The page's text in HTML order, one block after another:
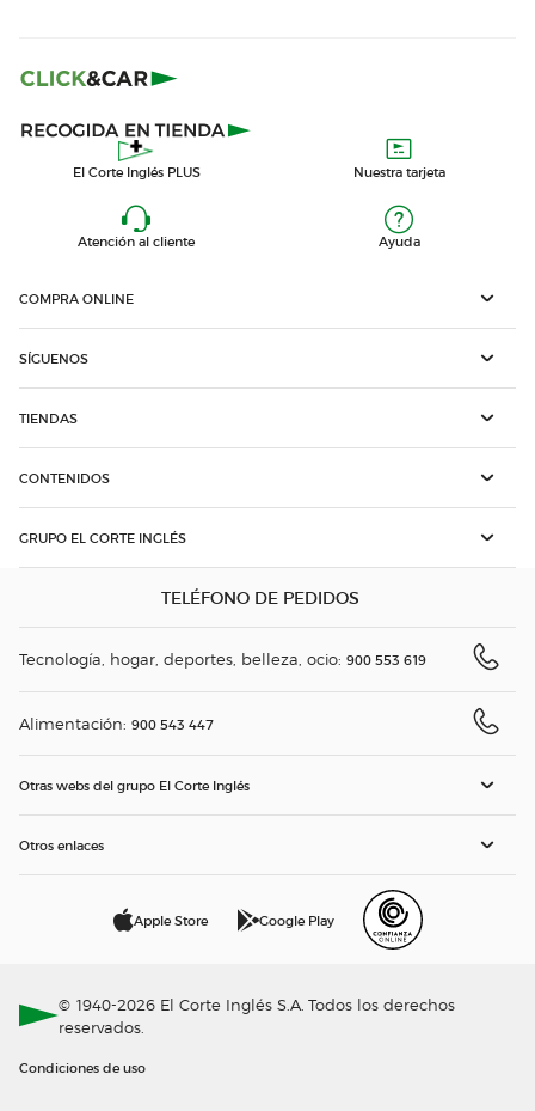
El Corte Inglés PLUS Nuestra tarjeta
Atención al cliente Ayuda
COMPRA ONLINE
SÍGUENOS
TIENDAS
CONTENIDOS
GRUPO EL CORTE INGLÉS
TELÉFONO DE PEDIDOS
Tecnología, hogar, deportes, belleza, ocio: 900 553 619
Alimentación: 900 543 447
Otras webs del grupo El Corte Inglés
Otros enlaces
Apple Store Google Play
© 1940-2026 El Corte Inglés S.A. Todos los derechos
reservados.
Condiciones de uso